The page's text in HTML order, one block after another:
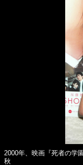
2000年、映画『死者の
秋